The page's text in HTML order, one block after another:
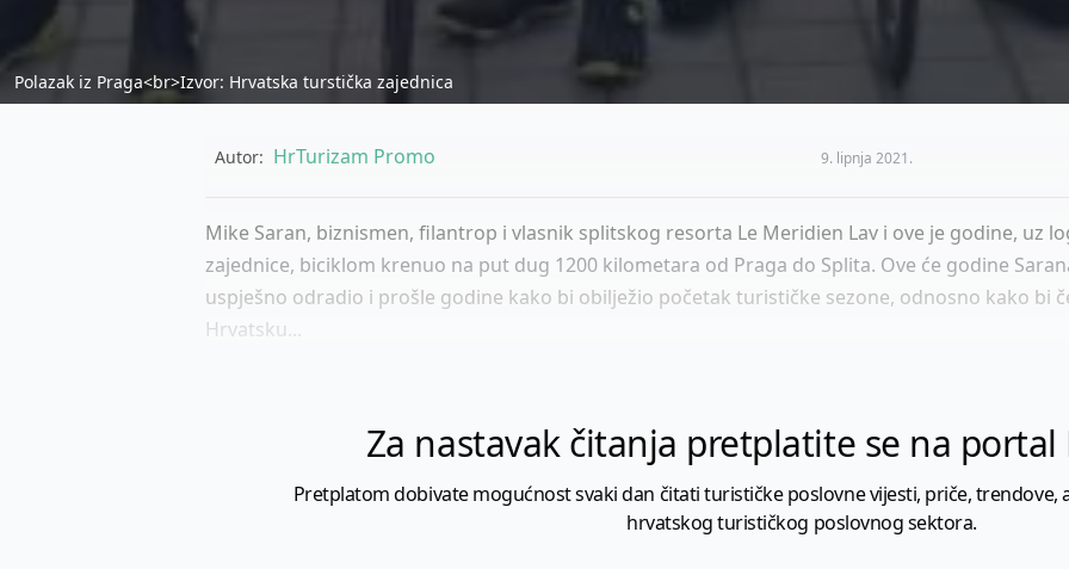
Polazak iz Praga<br>Izvor: Hrvatska turstička zajednica
Autor: HrTurizam Promo 9. lipnja 2021.
Mike Saran, biznismen, filantrop i vlasnik splitskog resorta Le Meridien Lav i ove je godine, uz
zajednice, biciklom krenuo na put dug 1200 kilometara od Praga do Splita. Ove će godine
uspješno odradio i prošle godine kako bi obilježio početak turističke sezone, odnosno kako bi
Hrvatsku...
Za nastavak čitanja pretplatite se na
Pretplatom dobivate mogućnost svaki dan čitati turističke poslovne vijesti, priče, trendove,
hrvatskog turističkog poslovnog sektora.